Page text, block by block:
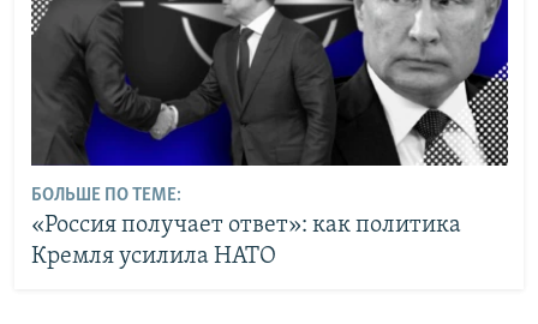
БОЛЬШЕ ПО ТЕМЕ:
«Россия получает ответ»: как политика
Кремля усилила НАТО